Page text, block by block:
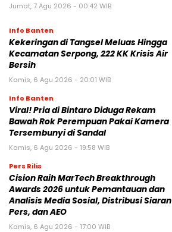
Jumat, 7 Agu 2026 - 00:42 WIB
Info Banten
Kekeringan di Tangsel Meluas Hingga
Kecamatan Serpong, 222 KK Krisis Air
Bersih
Kamis, 6 Agu 2026 - 20:01 WIB
Info Banten
Viral! Pria di Bintaro Diduga Rekam
Bawah Rok Perempuan Pakai Kamera
Tersembunyi di Sandal
Kamis, 6 Agu 2026 - 19:58 WIB
Pers Rilis
Cision Raih MarTech Breakthrough
Awards 2026 untuk Pemantauan dan
Analisis Media Sosial, Distribusi Siaran
Pers, dan AEO
Kamis, 6 Agu 2026 - 17:00 WIB